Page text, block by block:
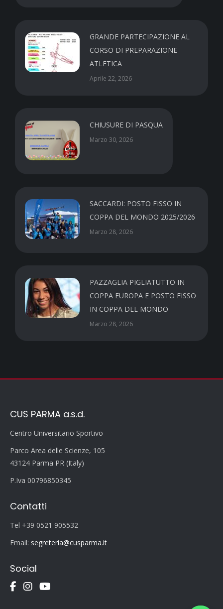
GRANDE PARTECIPAZIONE AL
CORSO DI PREPARAZIONE
ATLETICA
Aprile 22, 2026
CHIUSURE DI PASQUA
Marzo 30, 2026
SACCARDI: POSTO FISSO IN
COPPA DEL MONDO 2025/2026
Marzo 28, 2026
PAZZAGLIA PIGLIATUTTO IN
COPPA EUROPA E POSTO FISSO
IN COPPA DEL MONDO
Marzo 28, 2026
CUS PARMA a.s.d.
Centro Universitario Sportivo
Parco Area delle Scienze, 105
43124 Parma PR (Italy)
P.Iva 00796850345
Contatti
Tel +39 0521 905532
Email: segreteria@cusparma.it
Social